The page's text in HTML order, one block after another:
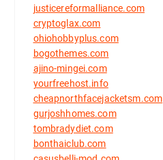
justicereformalliance.com
cryptoglax.com
ohiohobbyplus.com
bogothemes.com
ajino-mingei.com
yourfreehost.info
cheapnorthfacejacketsm.com
gurjoshhomes.com
tombradydiet.com
bonthaiclub.com